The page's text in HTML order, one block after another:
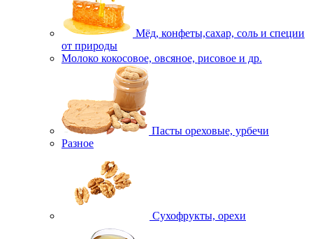
Мёд, конфеты,сахар, соль и специи
от природы
Молоко кокосовое, овсяное, рисовое и др.
Пасты ореховые, урбечи
Разное
Сухофрукты, орехи